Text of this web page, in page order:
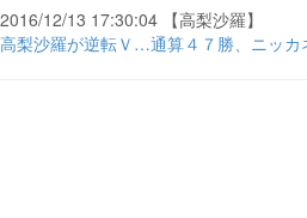
2016/12/13 17:30:04 【高梨沙羅】
高梨沙羅が逆転Ｖ…通算４７勝、ニッカ